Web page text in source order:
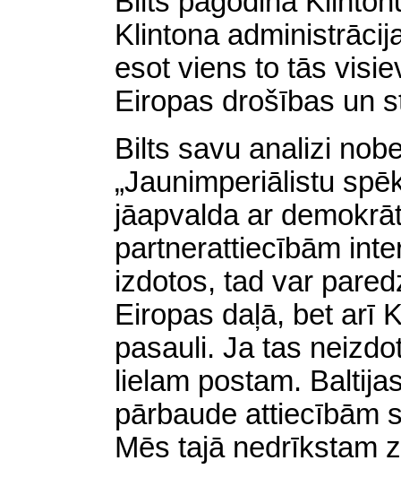
Klintona
esot viens to tās
Eiropas drošības un
Bilts savu analizi
„Jaunimperiālistu
jāapvalda ar
partnerattiecībām
izdotos, tad var
Eiropas daļā, bet arī
pasauli. Ja tas
lielam postam.
pārbaude attiecībām
Mēs tajā nedrīkstam